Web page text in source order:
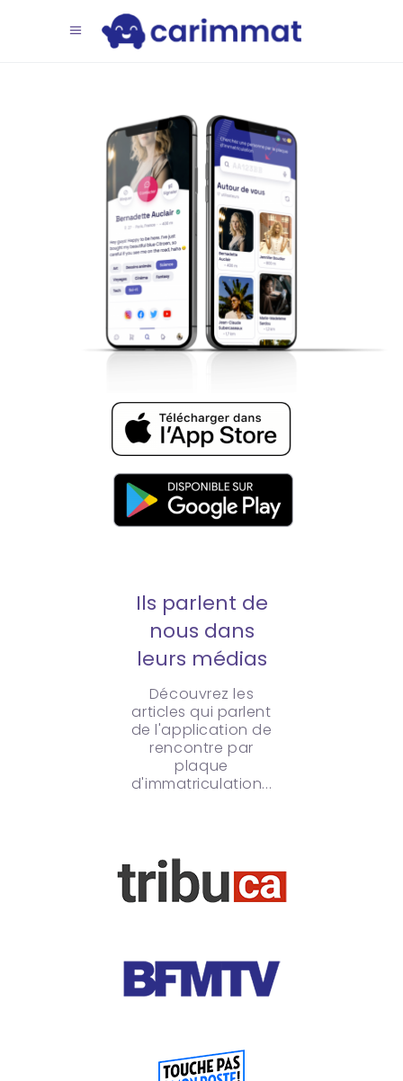
Ils parlent de
nous dans
leurs médias
Découvrez les
articles qui parlent
de l'application de
rencontre par
plaque
d'immatriculation...